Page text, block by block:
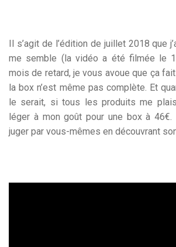
Il s’agit de l’édition de juillet 2018 que
me semble (la vidéo a été filmée le
mois de retard, je vous avoue que ça fait
la box n’est même pas complète. Et
le serait, si tous les produits me
léger à mon goût pour une box à
juger par vous-mêmes en découvrant